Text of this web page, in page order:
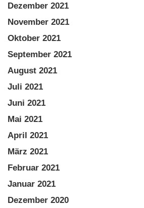
Dezember 2021
November 2021
Oktober 2021
September 2021
August 2021
Juli 2021
Juni 2021
Mai 2021
April 2021
März 2021
Februar 2021
Januar 2021
Dezember 2020